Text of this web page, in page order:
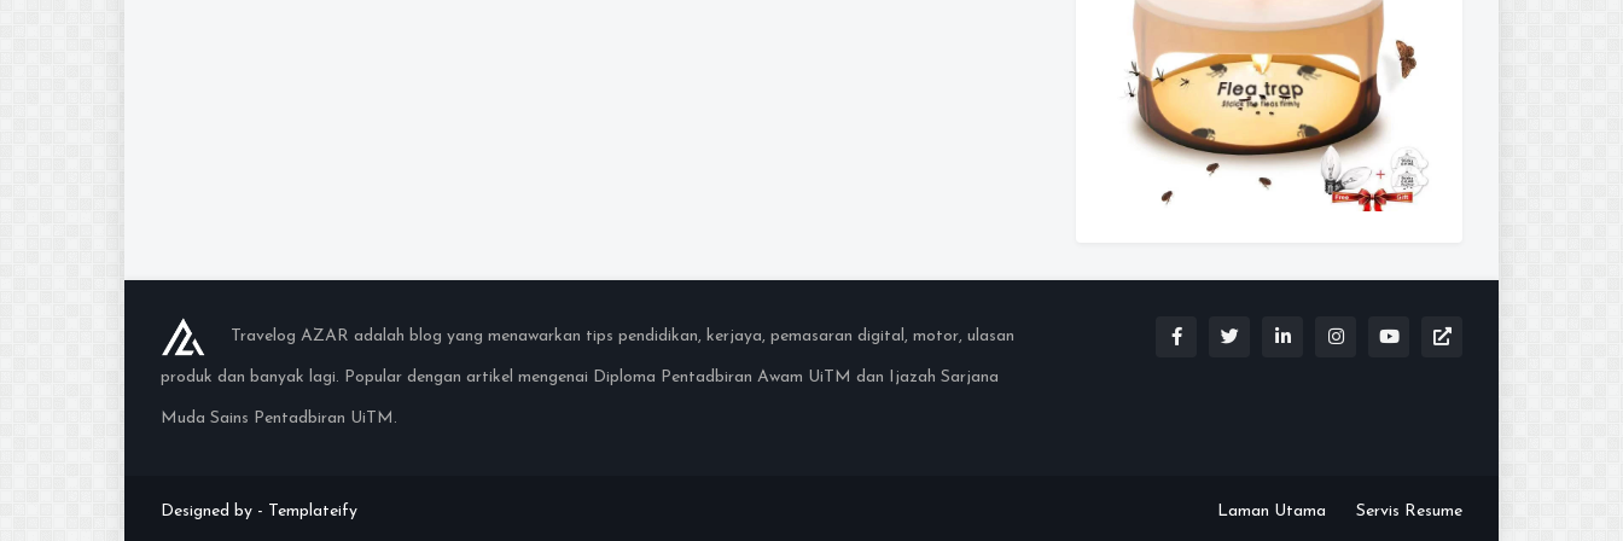
Travelog AZAR adalah blog yang menawarkan tips pendidikan, kerjaya, pemasaran digital, motor, ulasan
produk dan banyak lagi. Popular dengan artikel mengenai Diploma Pentadbiran Awam UiTM dan Ijazah Sarjana
Muda Sains Pentadbiran UiTM.
Designed by - Templateify Laman Utama Servis Resume